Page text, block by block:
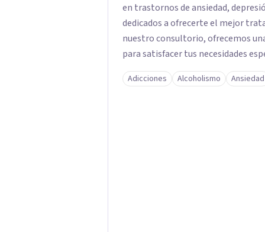
en trastornos de ansiedad,
dedicados a ofrecerte el mejor
nuestro consultorio, ofrecemos
para satisfacer tus necesidades
Depresión: Somos expertos en el
utilizando enfoques basados en
Adicciones Alcoholismo Ansiedad